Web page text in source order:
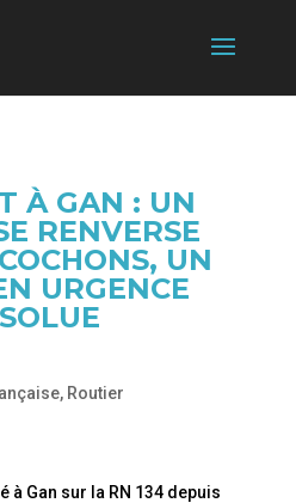
À GAN : UN
RENVERSE
UN
URGENCE
, Routier
à Gan sur la RN 134 depuis